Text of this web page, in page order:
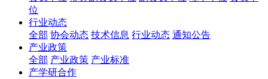
位
行业动态
全部 协会动态 技术信息 行业动态 通知公告
产业政策
全部 产业政策 产业标准
产学研合作